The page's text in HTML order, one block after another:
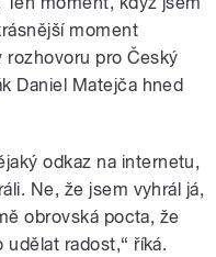
moment
rozhovoru pro Český
Daniel Matejča hned
odkaz na internetu,
Ne, že jsem vyhrál já,
obrovská pocta, že
radost,“ říká.